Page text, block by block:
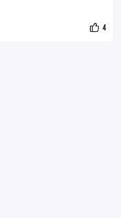
题,经过测试发现是 4